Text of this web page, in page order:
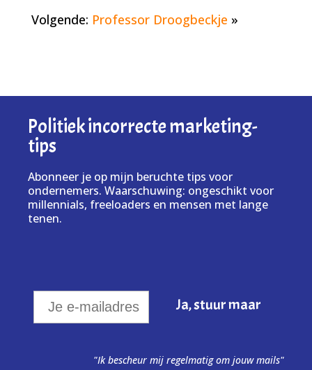
Volgende: Professor Droogbeckje »
Politiek incorrecte marketing-
tips
Abonneer je op mijn beruchte tips voor
ondernemers. Waarschuwing: ongeschikt voor
millennials, freeloaders en mensen met lange
tenen.
"Ik bescheur mij regelmatig om jouw mails"